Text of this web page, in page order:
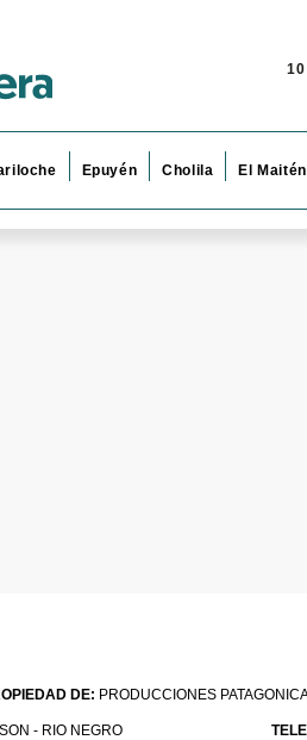
Epuyén Cholila El Maitén
DE: PRODUCCIONES
- RIO NEGRO